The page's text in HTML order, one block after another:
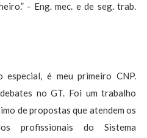
- Eng. mec. e de seg. trab.
especial, é meu primeiro CNP.
no GT. Foi um trabalho
de propostas que atendem os
profissionais do Sistema